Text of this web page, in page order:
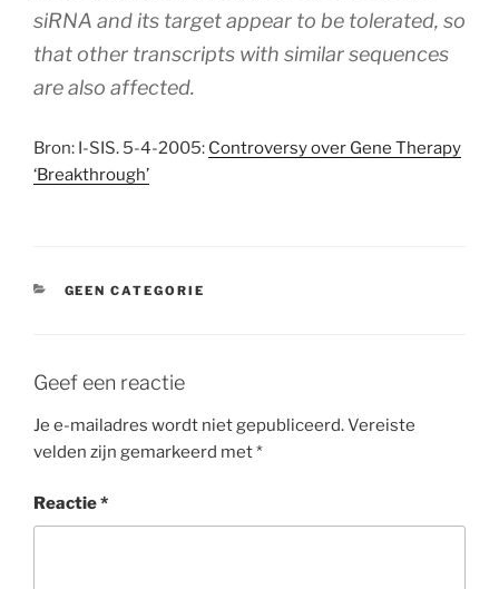
siRNA and its target appear to be tolerated, so
that other transcripts with similar sequences
are also affected.
Bron: I-SIS. 5-4-2005: Controversy over Gene Therapy
‘Breakthrough’
CATEGORIEËN
GEEN CATEGORIE
Geef een reactie
Je e-mailadres wordt niet gepubliceerd.Vereiste
velden zijn gemarkeerd met*
Reactie*